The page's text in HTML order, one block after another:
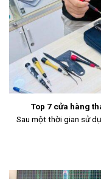
Top 7 cửa hàng
Sau một thời gian sử